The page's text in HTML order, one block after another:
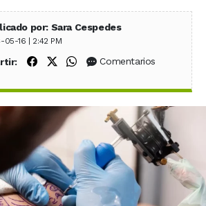
por: Sara Cespedes
05-16 | 2:42 PM
Compartir en Facebook
Compartir en X (Twitter)
Compartir en WhatsApp
Comentarios